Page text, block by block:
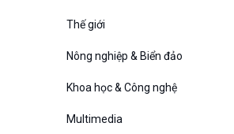
Góc nhìn VOV1
10 phút Sự kiện - Luận bàn
Thế giới
Nông nghiệp & Biển đảo
Khoa học & Công nghệ
Multimedia